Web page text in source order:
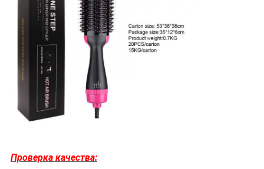
Проверка качества: